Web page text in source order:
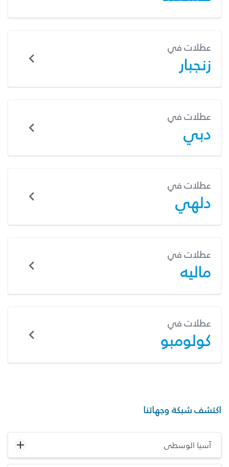
عطلات في
زنجبار
عطلات في
دبي
عطلات في
دلهي
عطلات في
ماليه
عطلات في
كولومبو
اكتشف شبكة وجهاتنا
آسيا الوسطى